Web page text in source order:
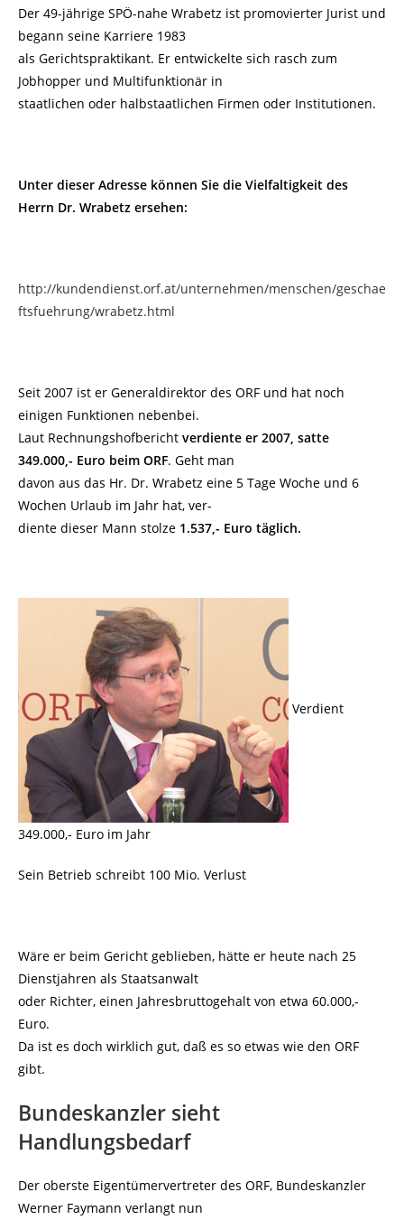
Der 49-jährige SPÖ-nahe Wrabetz ist promovierter Jurist und
begann seine Karriere 1983
als Gerichtspraktikant. Er entwickelte sich rasch zum
Jobhopper und Multifunktionär in
staatlichen oder halbstaatlichen Firmen oder Institutionen.
Unter dieser Adresse können Sie die Vielfaltigkeit des
Herrn Dr. Wrabetz ersehen:
http://kundendienst.orf.at/unternehmen/menschen/geschae
ftsfuehrung/wrabetz.html
Seit 2007 ist er Generaldirektor des ORF und hat noch
einigen Funktionen nebenbei.
Laut Rechnungshofbericht verdiente er 2007, satte
349.000,- Euro beim ORF. Geht man
davon aus das Hr. Dr. Wrabetz eine 5 Tage Woche und 6
Wochen Urlaub im Jahr hat, ver-
diente dieser Mann stolze 1.537,- Euro täglich.
Verdient
349.000,- Euro im Jahr
Sein Betrieb schreibt 100 Mio. Verlust
Wäre er beim Gericht geblieben, hätte er heute nach 25
Dienstjahren als Staatsanwalt
oder Richter, einen Jahresbruttogehalt von etwa 60.000,-
Euro.
Da ist es doch wirklich gut, daß es so etwas wie den ORF
gibt.
Bundeskanzler sieht
Handlungsbedarf
Der oberste Eigentümervertreter des ORF, Bundeskanzler
Werner Faymann verlangt nun